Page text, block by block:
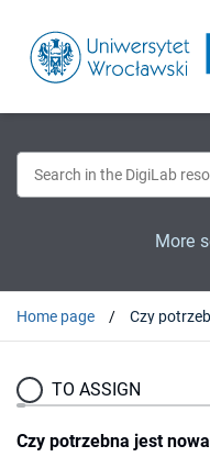
More
Home page
TO ASSIGN
Czy potrzebna jest